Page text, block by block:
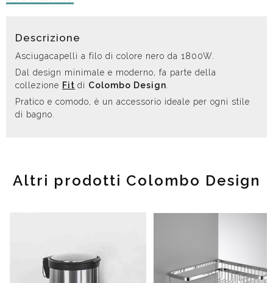
Descrizione
Asciugacapelli a filo di colore nero da 1800W.
Dal design minimale e moderno, fa parte della
collezione Fit di Colombo Design
Pratico e comodo, è un accessorio ideale per ogni stile
di bagno.
Altri prodotti Colombo Design